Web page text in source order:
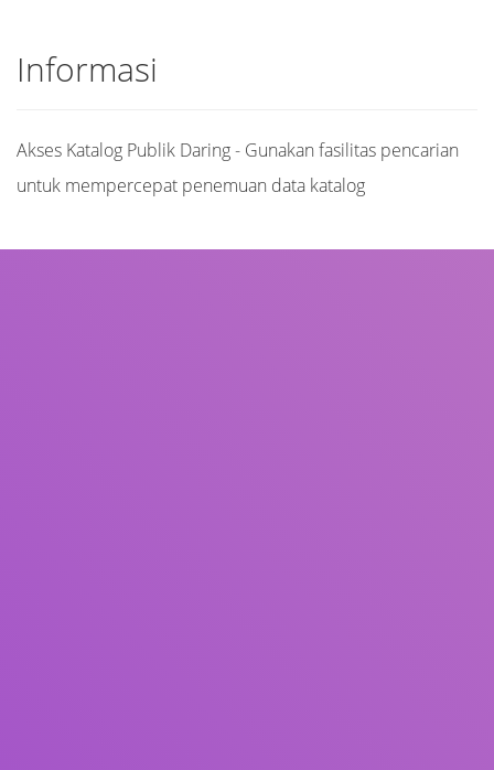
Informasi
Akses Katalog Publik Daring - Gunakan fasilitas pencarian
untuk mempercepat penemuan data katalog